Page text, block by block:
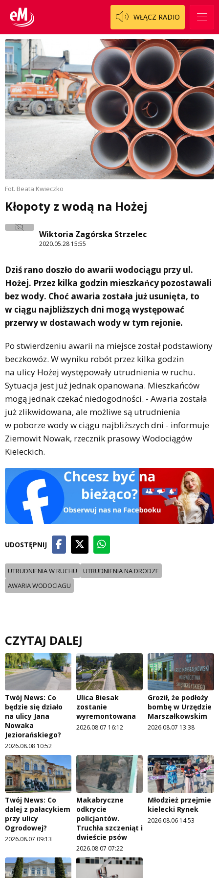
WŁĄCZ RADIO
Fot. Beata Kwieczko
Kłopoty z wodą na Hożej
Wiktoria Zagórska Strzelec
2020.05.28 15:55
Dziś rano doszło do awarii wodociągu przy ul.
Hożej. Przez kilka godzin mieszkańcy pozostawali
bez wody. Choć awaria została już usunięta, to
w ciągu najbliższych dni mogą występować
przerwy w dostawach wody w tym rejonie.
Po stwierdzeniu awarii na miejsce został podstawiony
beczkowóz. W wyniku robót przez kilka godzin
na ulicy Hożej występowały utrudnienia w ruchu.
Sytuacja jest już jednak opanowana. Mieszkańców
mogą jednak czekać niedogodności. - Awaria została
już zlikwidowana, ale możliwe są utrudnienia
w poborze wody w ciągu najbliższych dni - informuje
Ziemowit Nowak, rzecznik prasowy Wodociągów
Kieleckich.
UDOSTĘPNIJ
UTRUDNIENIA W RUCHU
UTRUDNIENIA NA DRODZE
AWARIA WODOCIAGU
CZYTAJ DALEJ
Twój News: Co
będzie się działo
na ulicy Jana
Nowaka
Jeziorańskiego?
2026.08.08 10:52
Ulica Biesak
zostanie
wyremontowana
2026.08.07 16:12
Groził, że podłoży
bombę w Urzędzie
Marszałkowskim
2026.08.07 13:38
Twój News: Co
dalej z pałacykiem
przy ulicy
Ogrodowej?
2026.08.07 09:13
Makabryczne
odkrycie
policjantów.
Truchła szczeniąt i
dwieście psów
2026.08.07 07:22
Młodzież przejmie
kielecki Rynek
2026.08.06 14:53